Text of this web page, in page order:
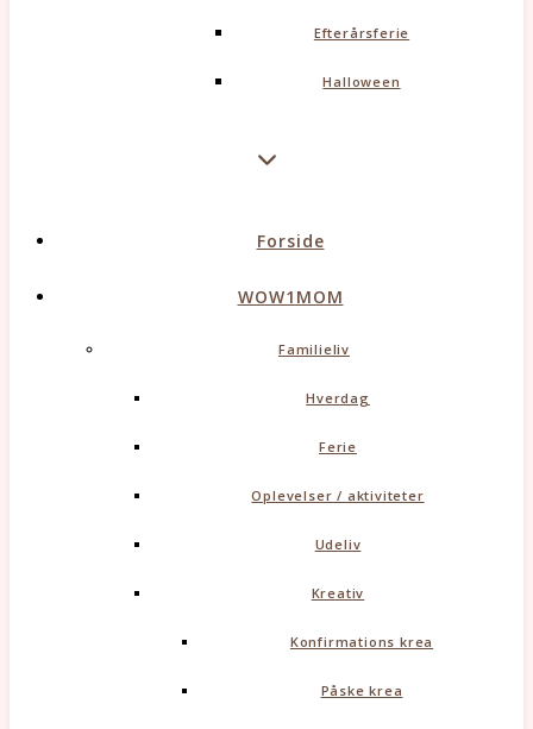
Efterårsferie
Halloween
Forside
WOW1MOM
Familieliv
Hverdag
Ferie
Oplevelser / aktiviteter
Udeliv
Kreativ
Konfirmations krea
Påske krea